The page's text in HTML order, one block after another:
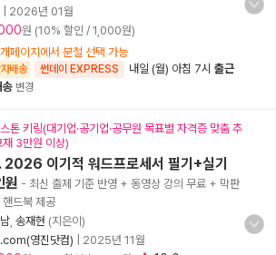
2026년 01월
원 (10% 할인 / 1,000원)
페이지에서 분철 선택 가능
배송 썬데이 EXPRESS 내일 (월) 아침 7시 출근
송 변경
톤 키링(대기업·공기업·공무원 목표별 자격증 맞춤 추
재 3만원 이상)
이기적 워드프로세서 필기+실기
원 - 최신 출제 기준 반영 + 동영상 강의 무료 + 막판
핸드북 제공
송재현 (지은이)
영진닷컴)
2025년 11월